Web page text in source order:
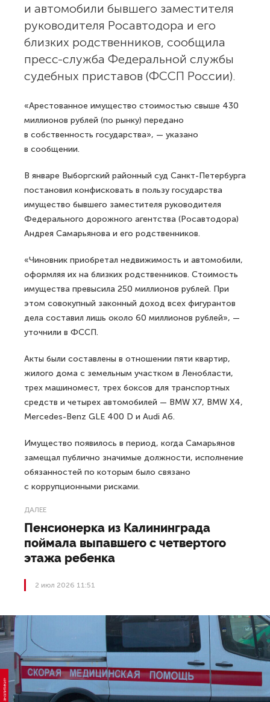
и автомобили бывшего заместителя
руководителя Росавтодора и его
близких родственников, сообщила
пресс-служба Федеральной службы
судебных приставов (ФССП России).
«Арестованное имущество стоимостью свыше 430
миллионов рублей (по рынку) передано
в собственность государства», — указано
в сообщении.
В январе Выборгский районный суд Санкт-Петербурга
постановил конфисковать в пользу государства
имущество бывшего заместителя руководителя
Федерального дорожного агентства (Росавтодора)
Андрея Самарьянова и его родственников.
«Чиновник приобретал недвижимость и автомобили,
оформляя их на близких родственников. Стоимость
имущества превысила 250 миллионов рублей. При
этом совокупный законный доход всех фигурантов
дела составил лишь около 60 миллионов рублей», —
уточнили в ФССП.
Акты были составлены в отношении пяти квартир,
жилого дома с земельным участком в Ленобласти,
трех машиномест, трех боксов для транспортных
средств и четырех автомобилей — BMW X7, BMW X4,
Mercedes-Benz GLE 400 D и Audi A6.
Имущество появилось в период, когда Самарьянов
замещал публично значимые должности, исполнение
обязанностей по которым было связано
с коррупционными рисками.
ДАЛЕЕ
Пенсионерка из Калининграда
поймала выпавшего с четвертого
этажа ребенка
2 июл 2026 11:51